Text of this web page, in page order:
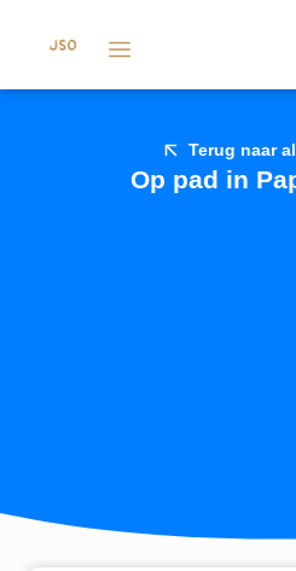
Terug naar
Op pad in